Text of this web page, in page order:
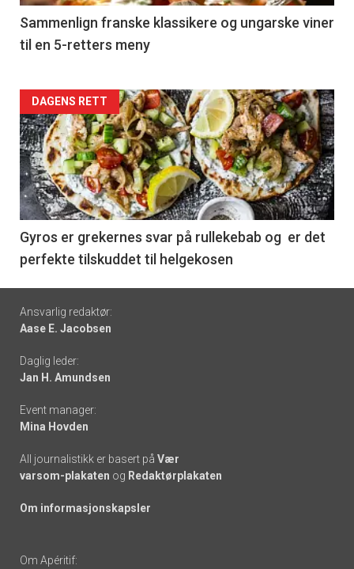
5
Sammenlign franske klassikere og ungarske viner
til en 5-retters meny
Forsiden
akkurat
nå
-
6
DAGENS RETT
Gyros er grekernes svar på rullekebab og er det
perfekte tilskuddet til helgekosen
Footer
-
links
Ansvarlig redaktør:
Aase E. Jacobsen
Daglig leder:
Jan H. Amundsen
Event manager:
Mina Hovden
All journalistikk er basert på Vær
varsom-plakaten og Redaktørplakaten
Om informasjonskapsler
Om Apéritif: